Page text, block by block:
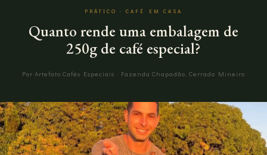
PRÁTICO · CAFÉ EM CASA
Quanto rende uma embalagem de
250g de café especial?
Por Artefato Cafés Especiais · Fazenda Chapadão, Cerrado Mineiro